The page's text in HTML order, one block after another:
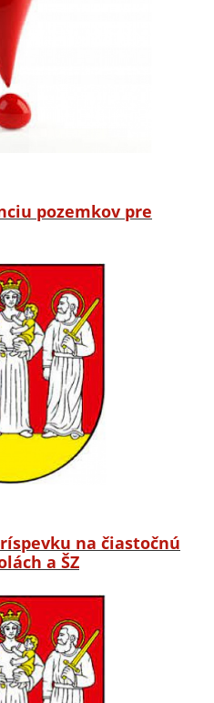
pozemkov pre
na čiastočnú
a ŠZ